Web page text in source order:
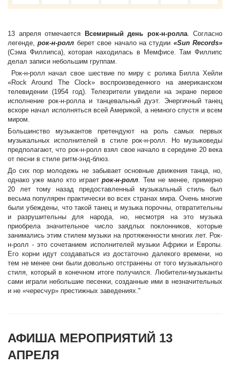
13 апреля отмечается Всемирный день рок-н-ролла. Согласно
легенде,рок-н-ролл берет свое начало на студии «Sun Records»
(Сэма Филлипса), которая находилась в Мемфисе. Там Филлипс
делал записи небольшим группам.
Рок-н-ролл начал свое шествие по миру с ролика Билла Хейли
«Rock Around The Clock» воспроизведенного на американском
телевидении (1954 год). Телезрители увидели на экране первое
исполнение рок-н-ролла и танцевальный дуэт. Энергичный танец
вскоре начал исполняться всей Америкой, а немного спустя и всем
миром.
Большинство музыкантов претендуют на роль самых первых
музыкальных исполнителей в стиле рок-н-ролл. Но музыковеды
предполагают, что рок-н-ролл взял свое начало в середине 20 века
от песни в стиле ритм-энд-блюз.
До сих пор молодежь не забывает основные движения танца, но,
однако уже мало кто играетрок-н-ролл. Тем не менее, примерно
20 лет тому назад предоставленный музыкальный стиль был
весьма популярен практически во всех странах мира. Очень многие
были убеждены, что такой танец и музыка порочны, отвратительны
и разрушительны для народа, но, несмотря на это музыка
приобрела значительное число заядлых поклонников, которые
занимались этим стилем музыки на протяженности многих лет. Рок-
н-ролл - это сочетанием исполнителей музыки Африки и Европы.
Его корни идут создаваться из достаточно далекого времени, но
тем не менее они были довольно отстранены от того музыкального
стиля, который в конечном итоге получился. Любители-музыканты
сами играли небольшие песенки, созданные ими в незначительных
и не «чересчур» престижных заведениях."
АФИША МЕРОПРИЯТИЙ 13
АПРЕЛЯ